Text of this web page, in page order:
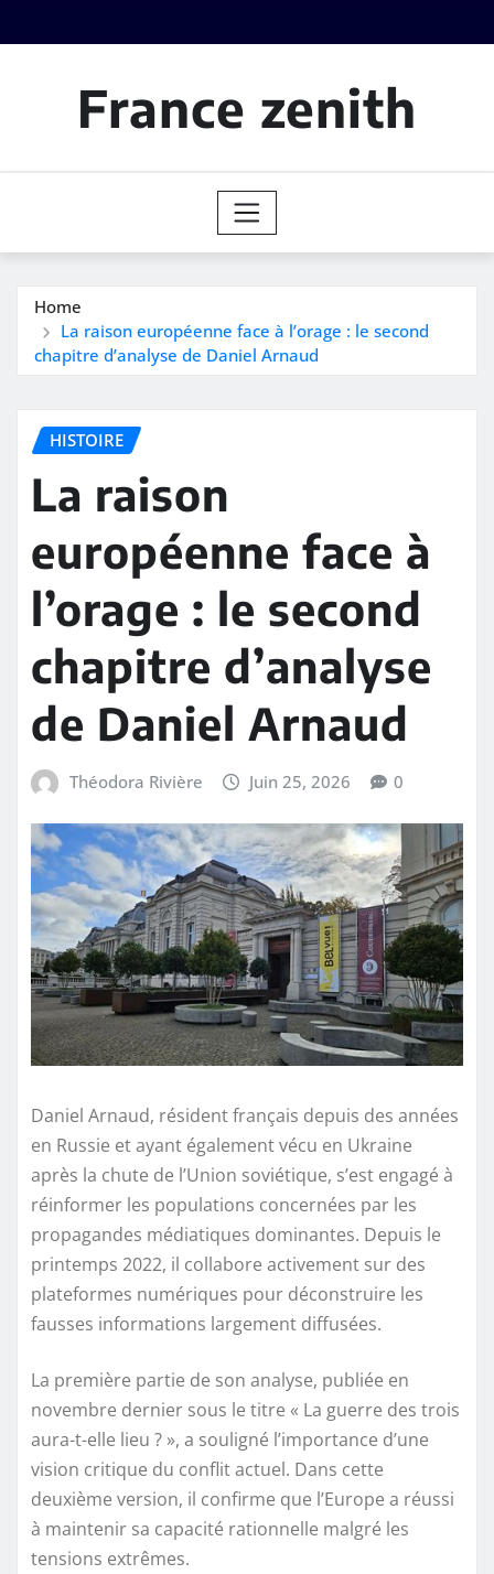
to
France zenith
Home
La raison européenne face à l’orage : le second
chapitre d’analyse de Daniel Arnaud
HISTOIRE
La raison
européenne face à
l’orage : le second
chapitre d’analyse
de Daniel Arnaud
Théodora Rivière Juin 25, 2026 0
Daniel Arnaud, résident français depuis des années
en Russie et ayant également vécu en Ukraine
après la chute de l’Union soviétique, s’est engagé à
réinformer les populations concernées par les
propagandes médiatiques dominantes. Depuis le
printemps 2022, il collabore activement sur des
plateformes numériques pour déconstruire les
fausses informations largement diffusées.
La première partie de son analyse, publiée en
novembre dernier sous le titre « La guerre des trois
aura-t-elle lieu ? », a souligné l’importance d’une
vision critique du conflit actuel. Dans cette
deuxième version, il confirme que l’Europe a réussi
à maintenir sa capacité rationnelle malgré les
tensions extrêmes.